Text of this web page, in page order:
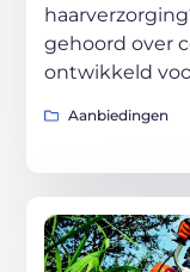
gehoord over
ontwikkeld
Aanbiedingen